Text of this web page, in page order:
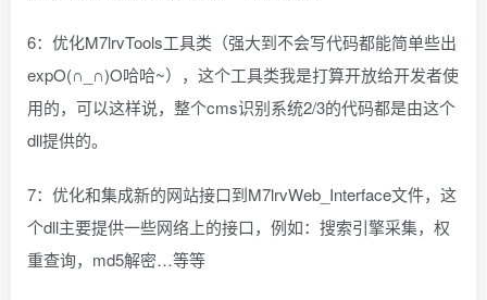
6：优化M7lrvTools工具类（强大到不会写代码都能简单些出
expO(∩_∩)O哈哈~），这个工具类我是打算开放给开发者使
用的，可以这样说，整个cms识别系统2/3的代码都是由这个
dll提供的。
7：优化和集成新的网站接口到M7lrvWeb_Interface文件，这
个dll主要提供一些网络上的接口，例如：搜索引擎采集，权
重查询，md5解密…等等